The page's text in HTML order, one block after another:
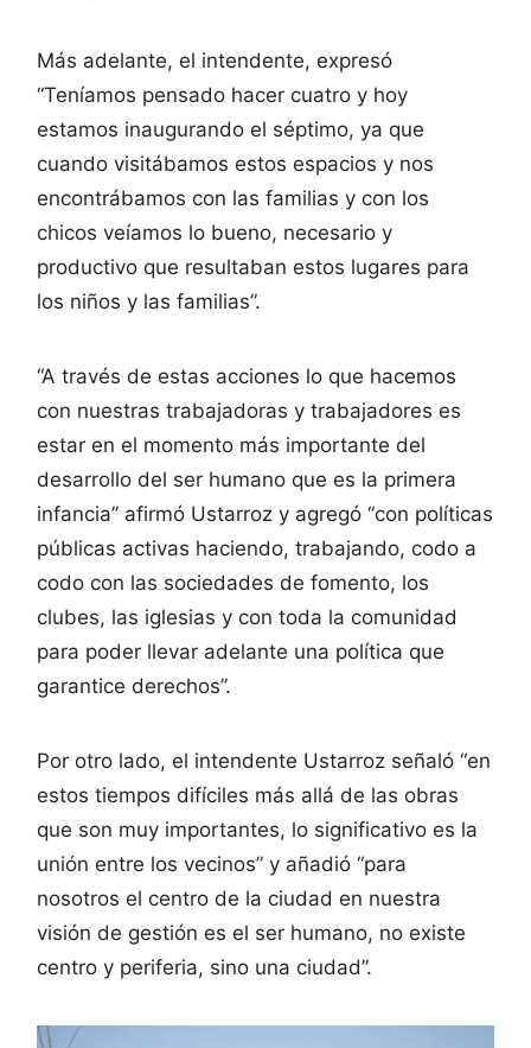
Más adelante, el intendente, expresó
“Teníamos pensado hacer cuatro y hoy
estamos inaugurando el séptimo, ya que
cuando visitábamos estos espacios y nos
encontrábamos con las familias y con los
chicos veíamos lo bueno, necesario y
productivo que resultaban estos lugares para
los niños y las familias”.
“A través de estas acciones lo que hacemos
con nuestras trabajadoras y trabajadores es
estar en el momento más importante del
desarrollo del ser humano que es la primera
infancia” afirmó Ustarroz y agregó “con políticas
públicas activas haciendo, trabajando, codo a
codo con las sociedades de fomento, los
clubes, las iglesias y con toda la comunidad
para poder llevar adelante una política que
garantice derechos”.
Por otro lado, el intendente Ustarroz señaló “en
estos tiempos difíciles más allá de las obras
que son muy importantes, lo significativo es la
unión entre los vecinos” y añadió “para
nosotros el centro de la ciudad en nuestra
visión de gestión es el ser humano, no existe
centro y periferia, sino una ciudad”.